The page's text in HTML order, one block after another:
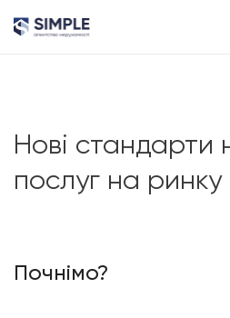
Нові стандарти
послуг на ринку
Почнімо?